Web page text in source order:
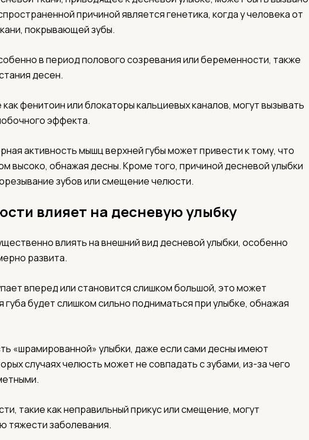
причиной является генетика, когда у человека от
покрывающей зубы.
в период полового созревания или беременности, также
десен.
фенитоин или блокаторы кальциевых каналов, могут вызывать
эффекта.
активность мышц верхней губы может привести к тому, что
высоко, обнажая десны. Кроме того, причиной десневой улыбки
зубов или смещение челюсти.
влияет на десневую улыбку
влиять на внешний вид десневой улыбки, особенно
развита.
вперед или становится слишком большой, это может
губа будет слишком сильно подниматься при улыбке, обнажая
«шрамированной» улыбки, даже если сами десны имеют
случаях челюсть может не совпадать с зубами, из-за чего
такие как неправильный прикус или смещение, могут
тяжести заболевания.